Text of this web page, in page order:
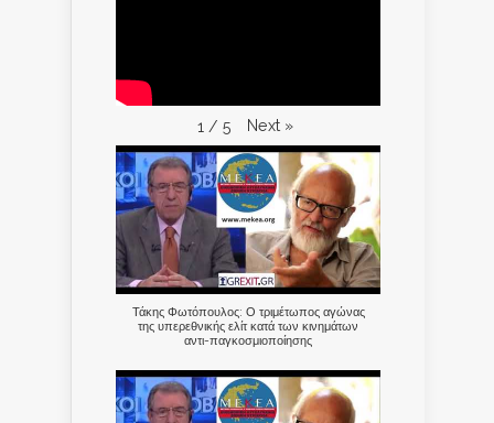
1 / 5 Next »
Τάκης Φωτόπουλος: Ο τριμέτωπος αγώνας
της υπερεθνικής ελίτ κατά των κινημάτων
αντι-παγκοσμιοποίησης